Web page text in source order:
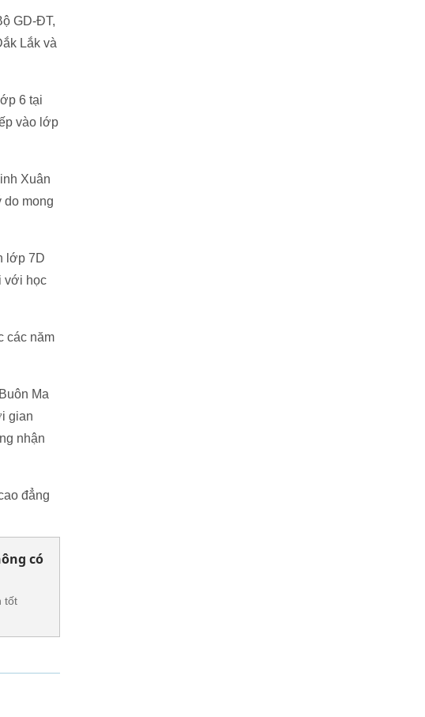
GD-ĐT,
Lắk và
6 tại
vào lớp
Xuân
mong
lớp 7D
với học
các năm
Ma
gian
nhận
đẳng
có
tốt